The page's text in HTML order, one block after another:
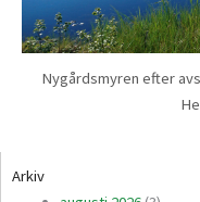
Nygårdsmyren efter
Arkiv